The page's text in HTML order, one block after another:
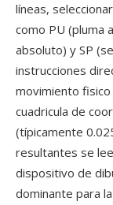
líneas,
como PU (pluma
absoluto) y SP
instrucciones
movimiento
cuadricula de
(típicamente
resultantes se
dispositivo de
dominante para